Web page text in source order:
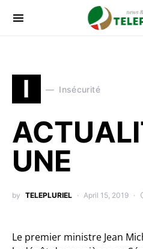
I Insécurité
UNE
by TELEPLURIEL April 15, 2019
Le premier ministre Jean